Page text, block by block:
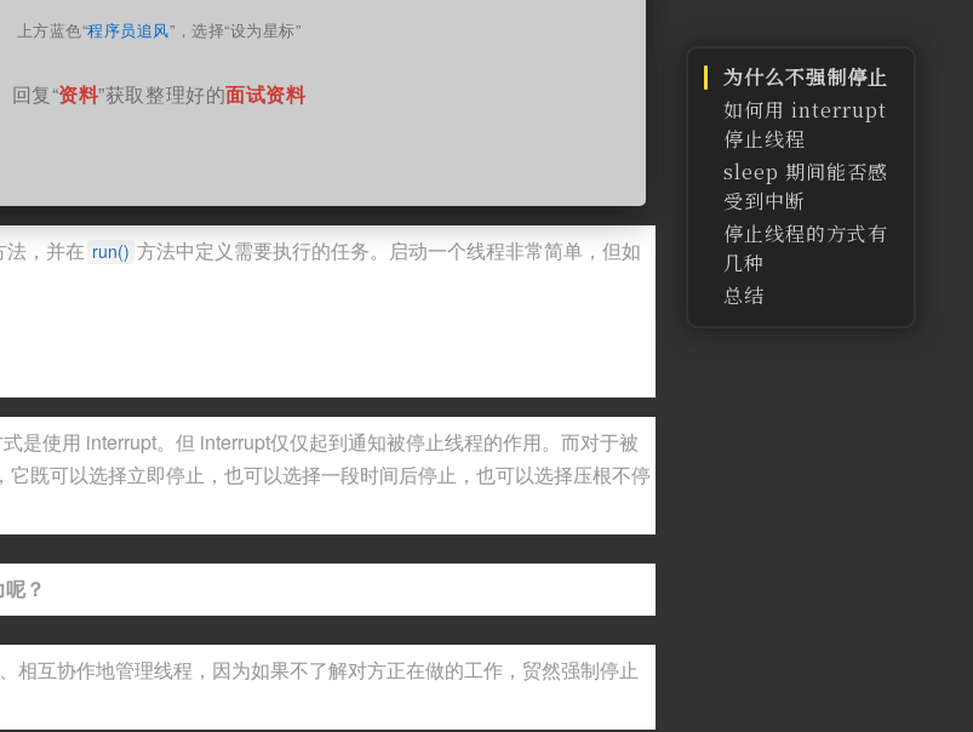
上方蓝色“程序员追风”，选择“设为星标”
回复“资料”获取整理好的面试资料
法，并在 run() 方法中定义需要执行的任务。启动一个线程非常简单，但如
是使用 interrupt。但 interrupt仅仅起到通知被停止线程的作用。而对于被
既可以选择立即停止，也可以选择一段时间后停止，也可以选择压根不停
？
相互协作地管理线程，因为如果不了解对方正在做的工作，贸然强制停止
为什么不强制停止
如何用 interrupt
停止线程
sleep 期间能否感
受到中断
合理利用好
try/catch
停止线程的方式有
几种
shutdown()
总结